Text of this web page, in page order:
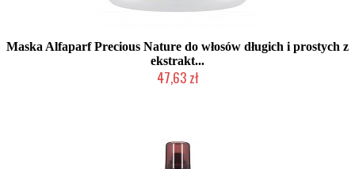
Maska Alfaparf Precious Nature do włosów długich i prostych z
ekstrakt...
47,63 zł